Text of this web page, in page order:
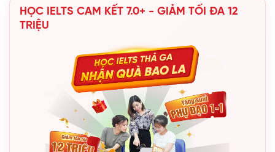
HỌC IELTS CAM KẾT 7.0+ - GIẢM TỐI ĐA 12
TRIỆU